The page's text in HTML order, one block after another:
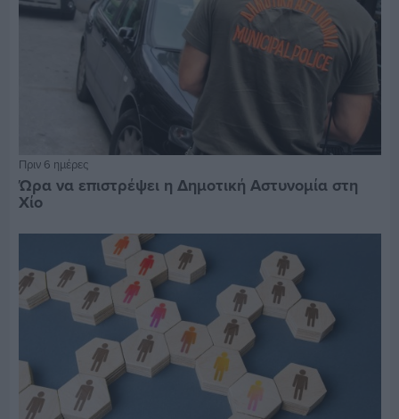
Πριν 6 ημέρες
Ώρα να επιστρέψει η Δημοτική Αστυνομία στη
Χίο